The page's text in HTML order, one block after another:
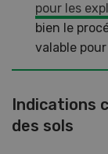
pour les
bien le
valable
Indications
des sols